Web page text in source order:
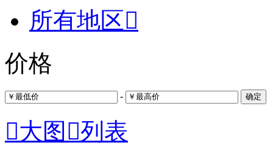
所有地区
价格
- 确定
大图 列表